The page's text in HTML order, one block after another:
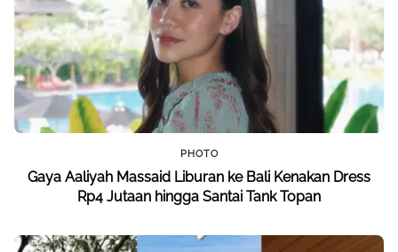
PHOTO
Gaya Aaliyah Massaid Liburan ke Bali Kenakan Dress
Rp4 Jutaan hingga Santai Tank Topan